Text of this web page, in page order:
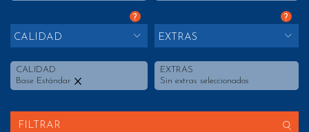
?
CALIDAD
CALIDAD
Base Estándar
?
EXTRAS
EXTRAS
Sin extras seleccionados
FILTRAR